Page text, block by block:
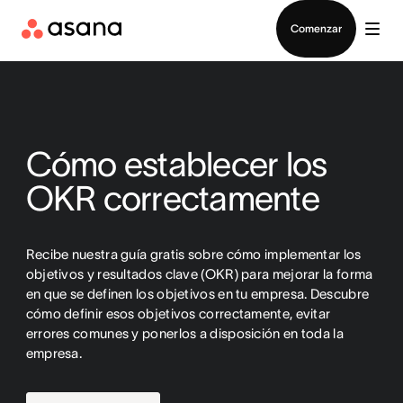
Comenzar
Cómo establecer los
OKR correctamente
Recibe nuestra guía gratis sobre cómo implementar los
objetivos y resultados clave (OKR) para mejorar la forma
en que se definen los objetivos en tu empresa. Descubre
cómo definir esos objetivos correctamente, evitar
errores comunes y ponerlos a disposición en toda la
empresa.